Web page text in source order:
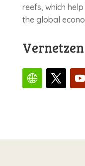
reefs, which
the global
Vernetzen